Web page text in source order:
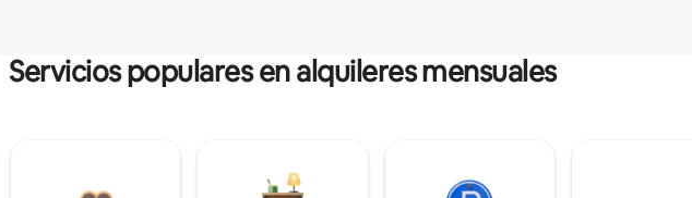
Servicios populares en alquileres mensuales